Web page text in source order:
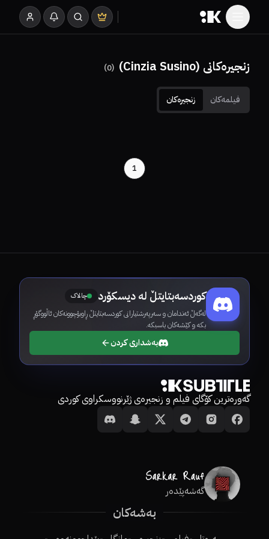
زنجیرەکانی (Cinzia Susino) (
0
)
فیلمەکان زنجیرەکان
1
کوردسەبتایتڵ لە دیسکۆرد چالاک
لەگەڵ ئەندامان و سەرپەرشتیارانی کوردسەبتایتڵ ڕاوبۆچوونەکان ئاڵووگۆڕ
بکە و کێشەکان باسبکە.
بەشداری کردن
گەورەترین کۆگای فیلم و زنجیرەی ژێرنووسکراوی کوردی
گەشەپێدەر
بەشەکان